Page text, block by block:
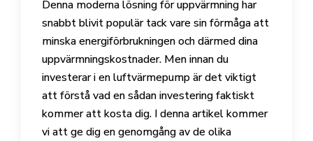
Denna moderna lösning för uppvärmning har
snabbt blivit populär tack vare sin förmåga att
minska energiförbrukningen och därmed dina
uppvärmningskostnader. Men innan du
investerar i en luftvärmepump är det viktigt
att förstå vad en sådan investering faktiskt
kommer att kosta dig. I denna artikel kommer
vi att ge dig en genomgång av de olika